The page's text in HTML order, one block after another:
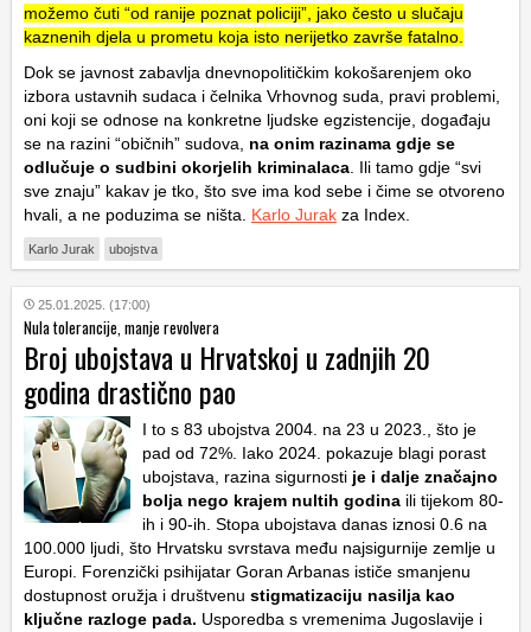
možemo čuti “od ranije poznat policiji”, jako često u slučaju
kaznenih djela u prometu koja isto nerijetko završe fatalno.
Dok se javnost zabavlja dnevnopolitičkim kokošarenjem oko
izbora ustavnih sudaca i čelnika Vrhovnog suda, pravi problemi,
oni koji se odnose na konkretne ljudske egzistencije, događaju
se na razini “običnih” sudova,
na onim razinama gdje se
odlučuje o sudbini okorjelih kriminalaca . Ili tamo gdje “svi
sve znaju” kakav je tko, što sve ima kod sebe i čime se otvoreno
hvali, a ne poduzima se ništa. Karlo Jurak za Index.
Karlo Jurak ubojstva
25.01.2025. (17:00)
Nula tolerancije, manje revolvera
Broj ubojstava u Hrvatskoj u zadnjih 20
godina drastično pao
I to s 83 ubojstva 2004. na 23 u 2023., što je
pad od 72%. Iako 2024. pokazuje blagi porast
ubojstava, razina sigurnosti je i dalje značajno
bolja nego krajem nultih godina ili tijekom 80-
ih i 90-ih. Stopa ubojstava danas iznosi 0.6 na
100.000 ljudi, što Hrvatsku svrstava među najsigurnije zemlje u
Europi. Forenzički psihijatar Goran Arbanas ističe smanjenu
dostupnost oružja i društvenu stigmatizaciju nasilja kao
ključne razloge pada. Usporedba s vremenima Jugoslavije i